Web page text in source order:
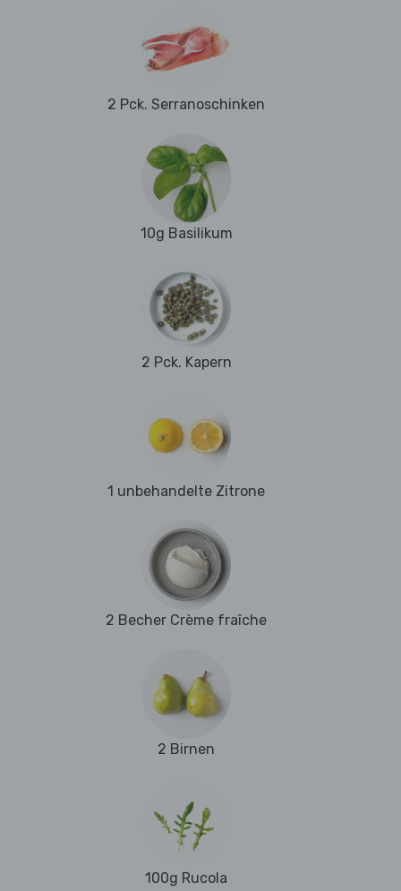
2 Pck. Serranoschinken
10g Basilikum
2 Pck. Kapern
1 unbehandelte Zitrone
2 Becher Crème fraîche
2 Birnen
100g Rucola